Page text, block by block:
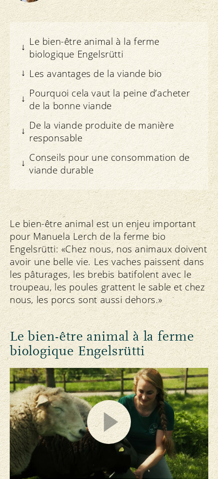
Le bien-être animal à la ferme
biologique Engelsrütti
Les avantages de la viande bio
Pourquoi cela vaut la peine d’acheter
de la bonne viande
De la viande produite de manière
responsable
Conseils pour une consommation de
viande durable
Le bien-être animal est un enjeu important
pour Manuela Lerch de la ferme bio
Engelsrütti: «Chez nous, nos animaux doivent
avoir une belle vie. Les vaches paissent dans
les pâturages, les brebis batifolent avec le
troupeau, les poules grattent le sable et chez
nous, les porcs sont aussi dehors.»
Le bien-être animal à la ferme
biologique Engelsrütti